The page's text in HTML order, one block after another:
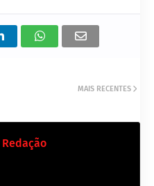
MAIS RECENTES
Redação